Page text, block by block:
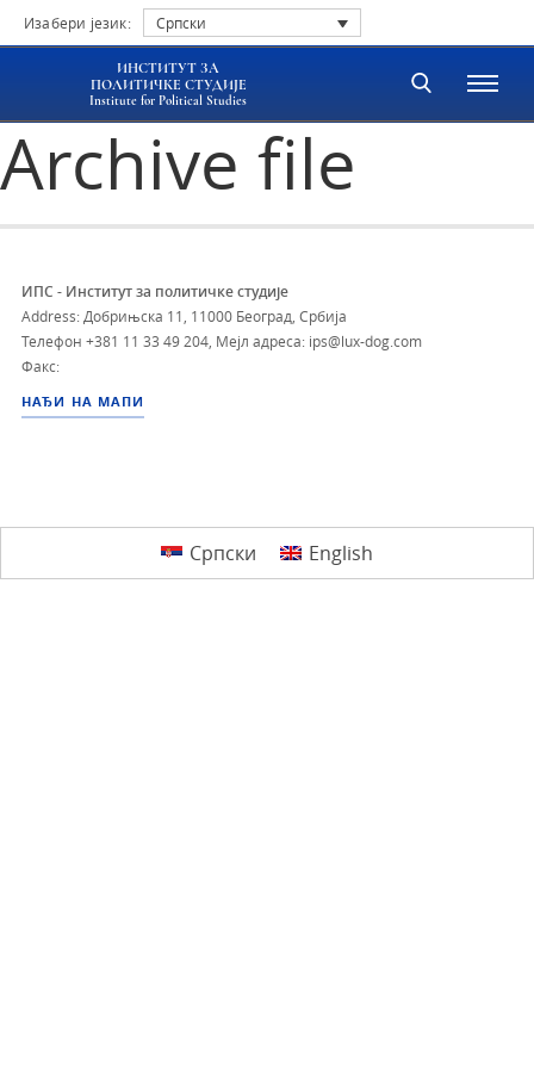
Изабери језик: Српски
ИНСТИТУТ ЗА
ПОЛИТИЧКЕ СТУДИЈЕ
Institute for Political Studies
Archive file
ИПС - Институт за политичке студије
Address: Добрињска 11, 11000 Београд, Србија
Телефон +381 11 33 49 204 Мејл адреса: ips@lux-dog.com
Факс:
НАЂИ НА МАПИ
Српски English